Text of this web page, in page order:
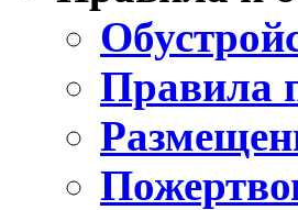
Правила